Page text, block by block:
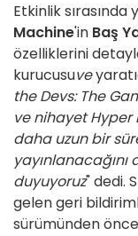
Etkinlik
Machine'in Baş
özelliklerini
kurucusuve
the Devs: The
ve nihayet Hyper
daha uzun bir
duyuyoruz" dedi.
gelen geri
sürümünden